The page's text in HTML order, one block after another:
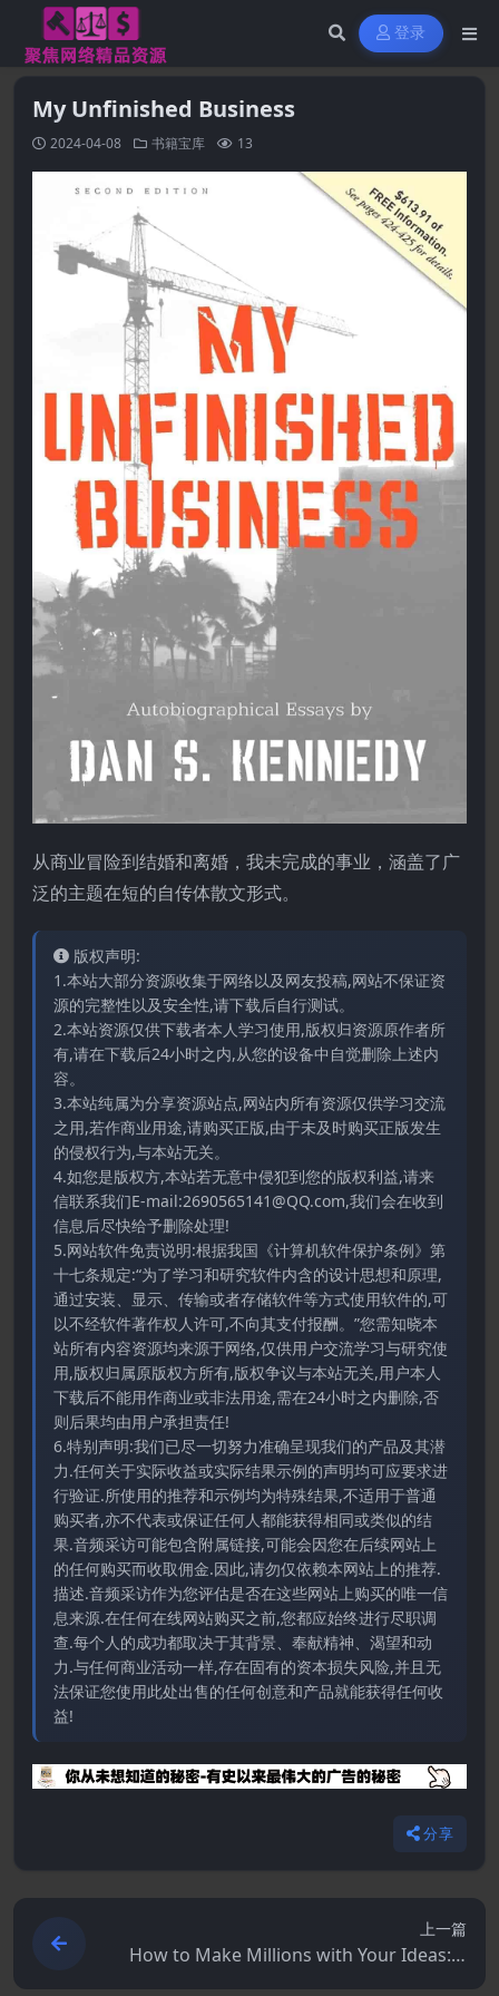
登录
My Unfinished Business
2024-04-08 书籍宝库 13
从商业冒险到结婚和离婚，我未完成的事业，涵盖了广
泛的主题在短的自传体散文形式。
版权声明:
1.本站大部分资源收集于网络以及网友投稿,网站不保证资
源的完整性以及安全性,请下载后自行测试。
2.本站资源仅供下载者本人学习使用,版权归资源原作者所
有,请在下载后24小时之内,从您的设备中自觉删除上述内
容。
3.本站纯属为分享资源站点,网站内所有资源仅供学习交流
之用,若作商业用途,请购买正版,由于未及时购买正版发生
的侵权行为,与本站无关。
4.如您是版权方,本站若无意中侵犯到您的版权利益,请来
信联系我们E-mail:2690565141@QQ.com,我们会在收到
信息后尽快给予删除处理!
5.网站软件免责说明:根据我国《计算机软件保护条例》第
十七条规定:“为了学习和研究软件内含的设计思想和原理,
通过安装、显示、传输或者存储软件等方式使用软件的,可
以不经软件著作权人许可,不向其支付报酬。”您需知晓本
站所有内容资源均来源于网络,仅供用户交流学习与研究使
用,版权归属原版权方所有,版权争议与本站无关,用户本人
下载后不能用作商业或非法用途,需在24小时之内删除,否
则后果均由用户承担责任!
6.特别声明:我们已尽一切努力准确呈现我们的产品及其潜
力.任何关于实际收益或实际结果示例的声明均可应要求进
行验证.所使用的推荐和示例均为特殊结果,不适用于普通
购买者,亦不代表或保证任何人都能获得相同或类似的结
果.音频采访可能包含附属链接,可能会因您在后续网站上
的任何购买而收取佣金.因此,请勿仅依赖本网站上的推荐.
描述.音频采访作为您评估是否在这些网站上购买的唯一信
息来源.在任何在线网站购买之前,您都应始终进行尽职调
查.每个人的成功都取决于其背景、奉献精神、渴望和动
力.与任何商业活动一样,存在固有的资本损失风险,并且无
法保证您使用此处出售的任何创意和产品就能获得任何收
益!
分享
上一篇
How to Make Millions with Your Ideas: A